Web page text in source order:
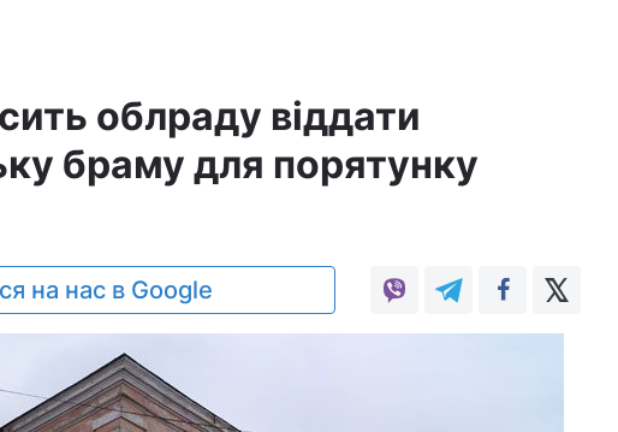
облраду віддати
браму для порятунку
на нас в Google